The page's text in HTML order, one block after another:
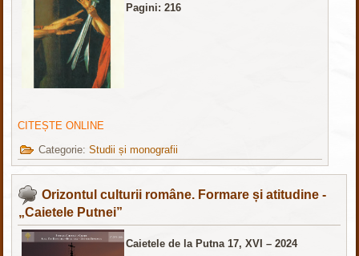
Pagini: 216
CITEȘTE ONLINE
Categorie:Studii și monografii
Orizontul culturii române. Formare și atitudine -
„Caietele Putnei”
Caietele de la Putna 17, XVI – 2024